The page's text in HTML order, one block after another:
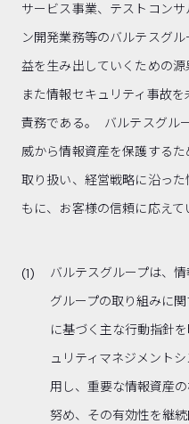
サービス事業、テストコン
ン開発業務等のバルテスグ
益を生み出していくための源
また情報セキュリティ事故
責務である。 バルテスグル
威から情報資産を保護する
取り扱い、経営戦略に沿っ
もに、お客様の信頼に応えて
バルテスグループは、
グループの取り組みに
に基づく主な行動指針
ュリティマネジメント
用し、重要な情報資産
努め、その有効性を継続